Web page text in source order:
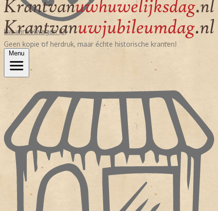
Uw winkelwagen (0)
Geen kopie of herdruk, maar échte historische kranten!
Menu